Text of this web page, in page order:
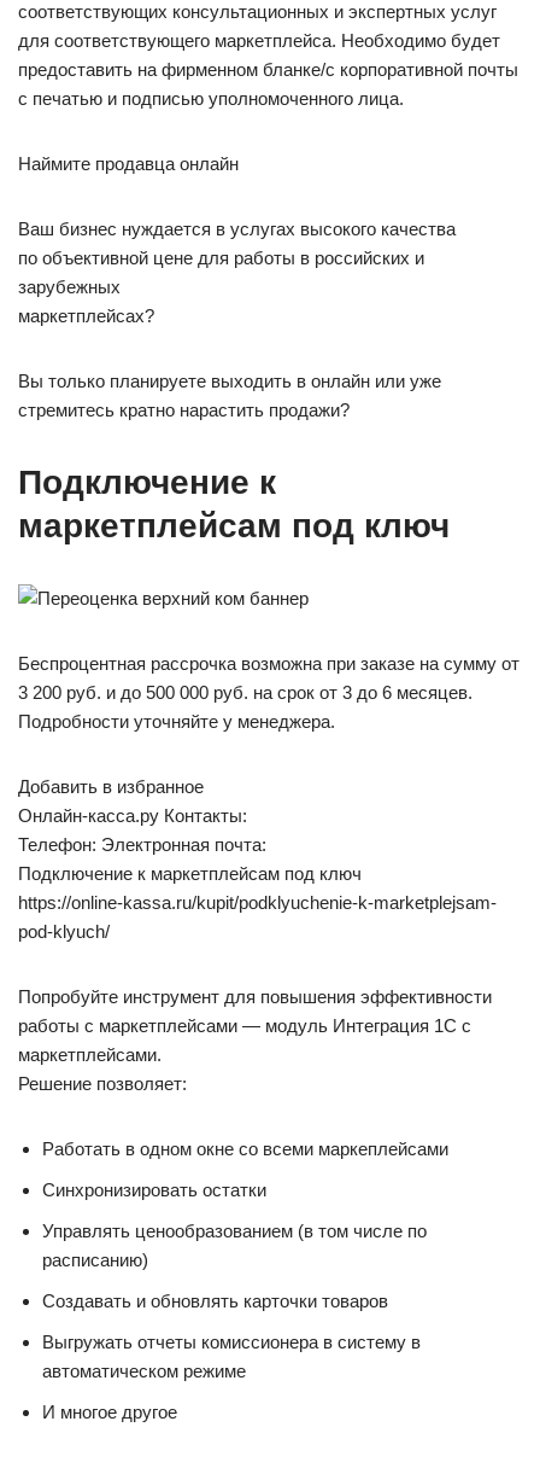
соответствующих консультационных и экспертных услуг
для соответствующего маркетплейса. Необходимо будет
предоставить на фирменном бланке/с корпоративной почты
с печатью и подписью уполномоченного лица.
Наймите продавца онлайн
Ваш бизнес нуждается в услугах высокого качества
по объективной цене для работы в российских и
зарубежных
маркетплейсах?
Вы только планируете выходить в онлайн или уже
стремитесь кратно нарастить продажи?
Подключение к
маркетплейсам под ключ
Беcпроцентная рассрочка возможна при заказе на сумму от
3 200 руб. и до 500 000 руб. на срок от 3 до 6 месяцев.
Подробности уточняйте у менеджера.
Добавить в избранное
Онлайн-касса.ру Контакты:
Телефон: Электронная почта:
Подключение к маркетплейсам под ключ
https://online-kassa.ru/kupit/podklyuchenie-k-marketplejsam-
pod-klyuch/
Попробуйте инструмент для повышения эффективности
работы с маркетплейсами — модуль Интеграция 1С с
маркетплейсами.
Решение позволяет:
Работать в одном окне со всеми маркеплейсами
Синхронизировать остатки
Управлять ценообразованием (в том числе по
расписанию)
Создавать и обновлять карточки товаров
Выгружать отчеты комиссионера в систему в
автоматическом режиме
И многое другое